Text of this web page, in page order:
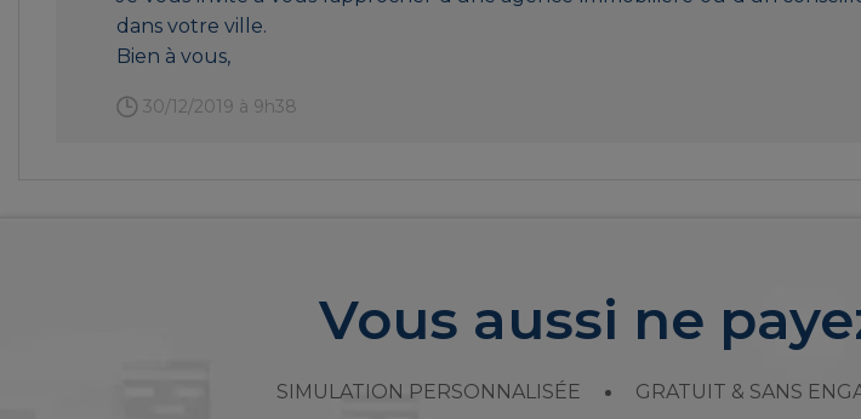
dans votre ville.
Bien à vous,
30/12/2019 à 9h38
Vous aussi ne
SIMULATION PERSONNALISÉE GRATUIT & SANS